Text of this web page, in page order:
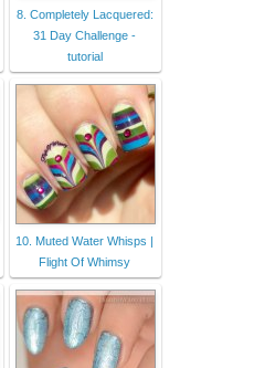
8. Completely Lacquered:
31 Day Challenge -
tutorial
10. Muted Water Whisps |
Flight Of Whimsy